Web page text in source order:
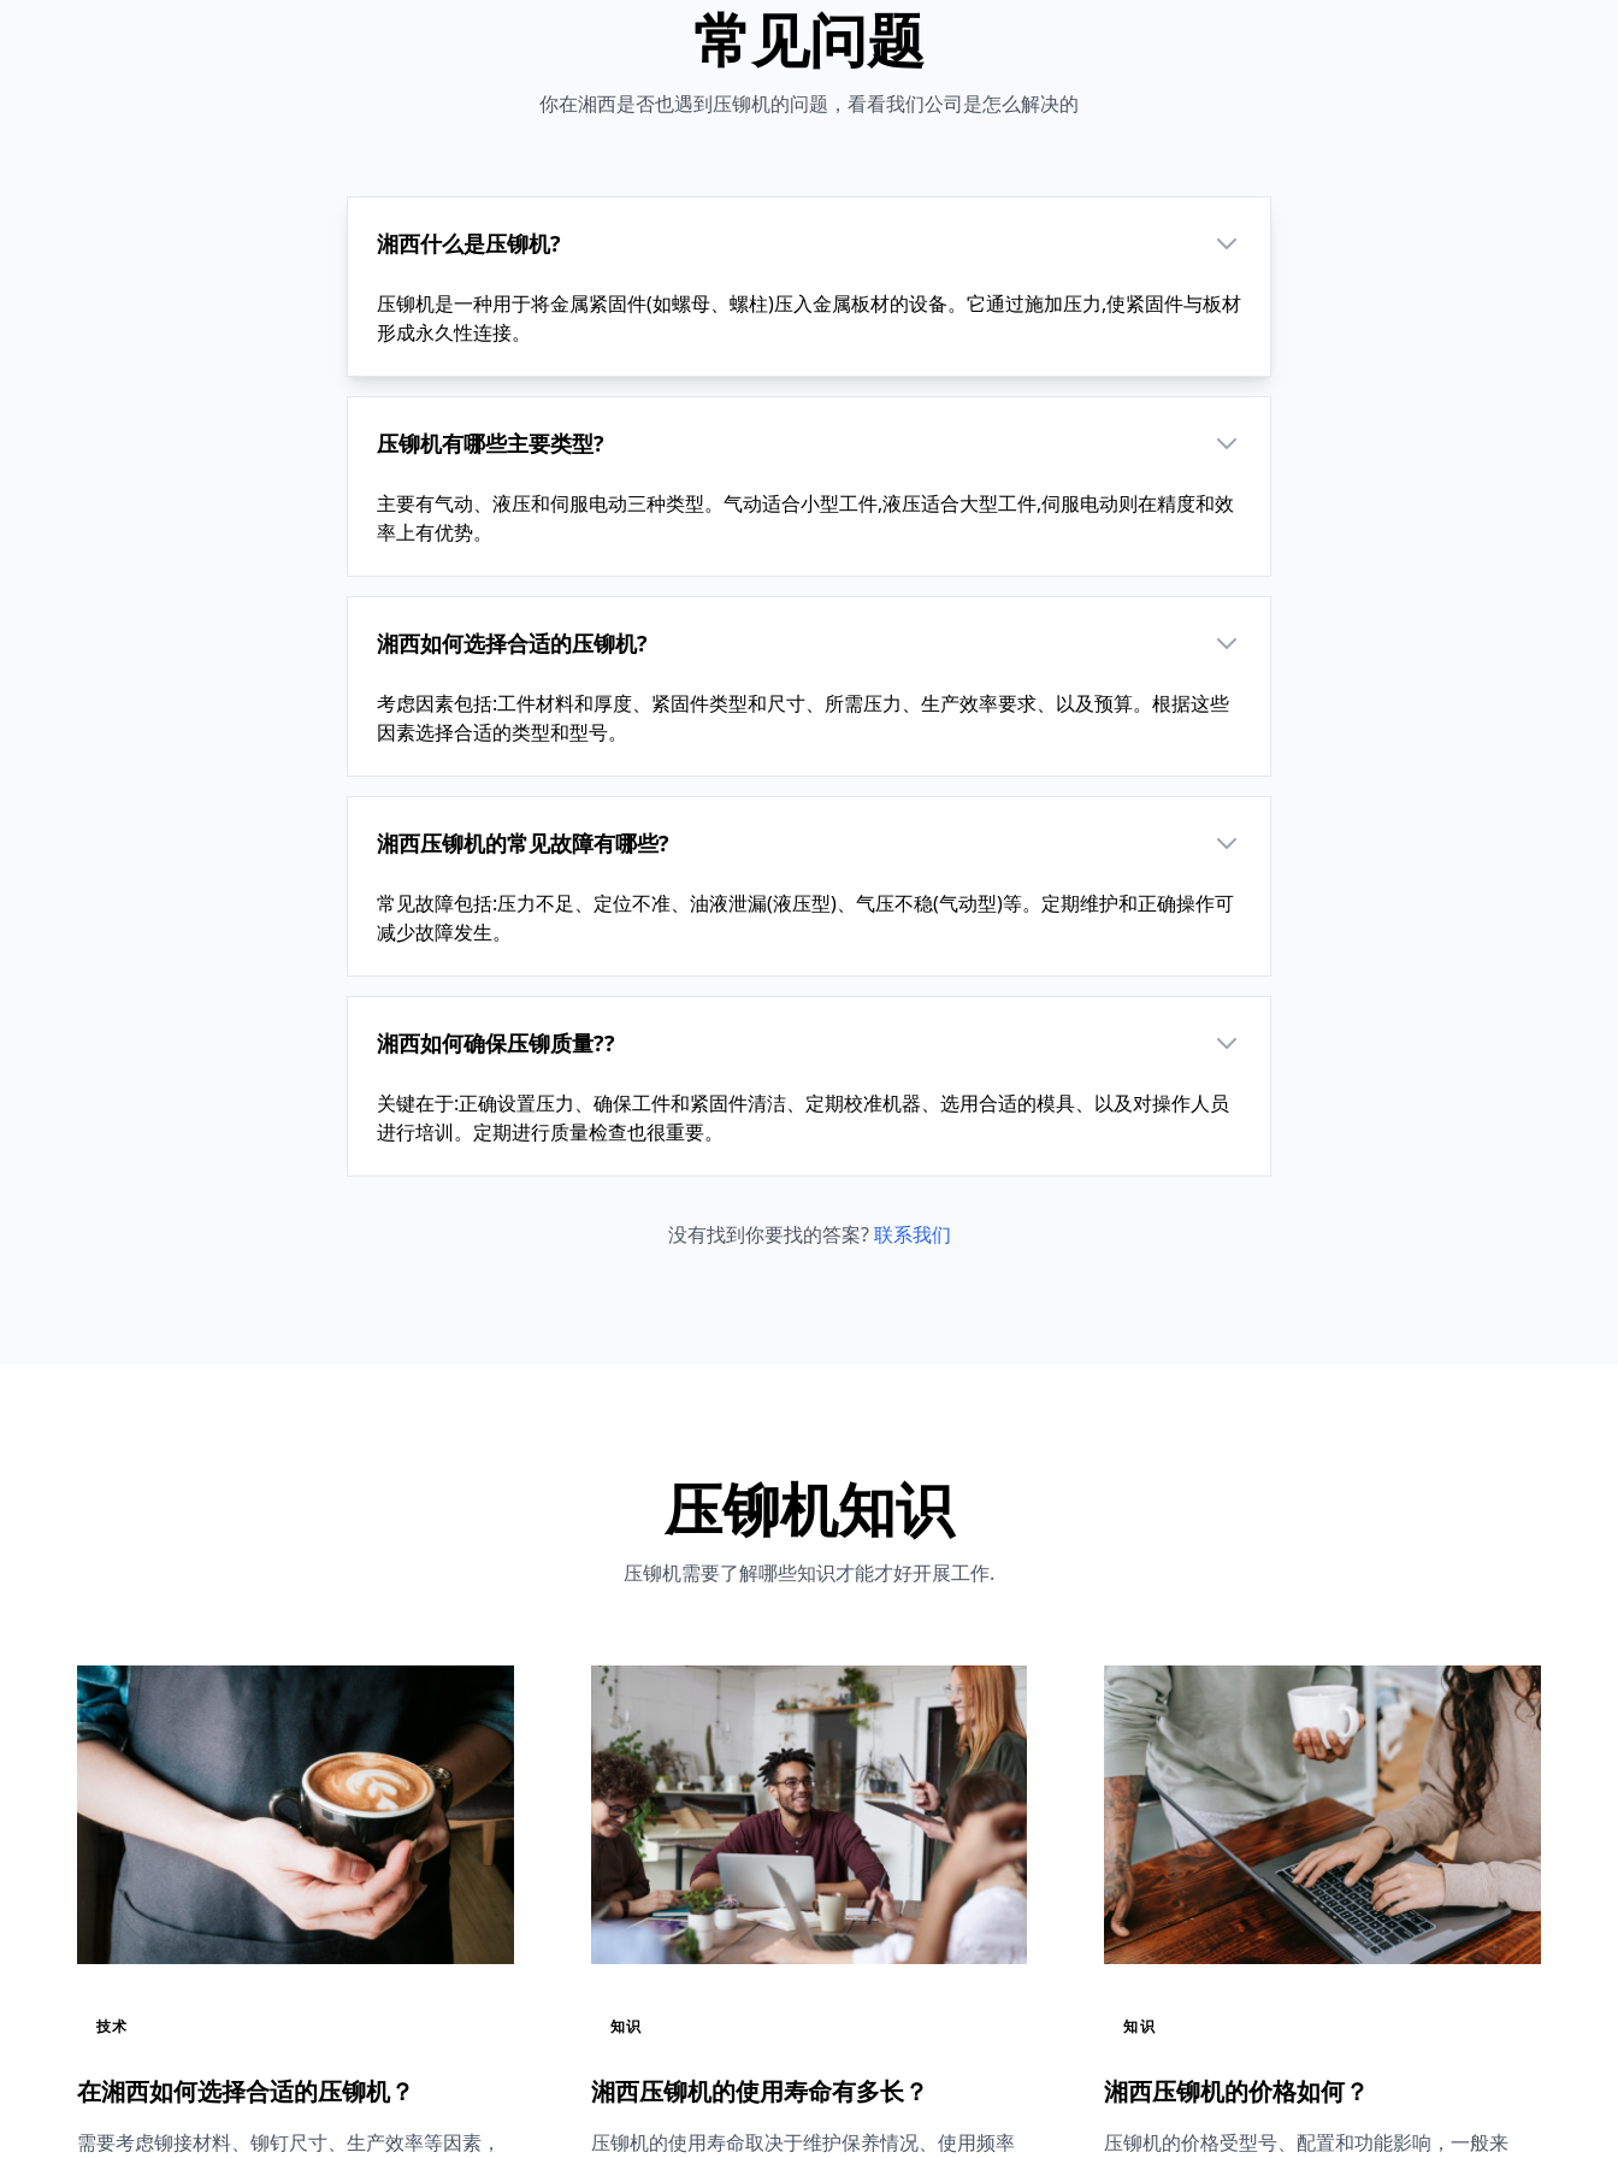
常见问题
你在湘西是否也遇到压铆机的问题，看看我们公司是怎么解决的
湘西什么是压铆机?
压铆机是一种用于将金属紧固件(如螺母、螺柱)压入金属板材的设备。它通过施加压力,使紧固件与板材
形成永久性连接。
压铆机有哪些主要类型?
主要有气动、液压和伺服电动三种类型。气动适合小型工件,液压适合大型工件,伺服电动则在精度和效
率上有优势。
湘西如何选择合适的压铆机?
考虑因素包括:工件材料和厚度、紧固件类型和尺寸、所需压力、生产效率要求、以及预算。根据这些
因素选择合适的类型和型号。
湘西压铆机的常见故障有哪些?
常见故障包括:压力不足、定位不准、油液泄漏(液压型)、气压不稳(气动型)等。定期维护和正确操作可
减少故障发生。
湘西如何确保压铆质量??
关键在于:正确设置压力、确保工件和紧固件清洁、定期校准机器、选用合适的模具、以及对操作人员
进行培训。定期进行质量检查也很重要。
没有找到你要找的答案?联系我们
压铆机知识
压铆机需要了解哪些知识才能才好开展工作.
技术
在湘西如何选择合适的压铆机？
需要考虑铆接材料、铆钉尺寸、生产效率等因素，
知识
湘西压铆机的使用寿命有多长？
压铆机的使用寿命取决于维护保养情况、使用频率
知识
湘西压铆机的价格如何？
压铆机的价格受型号、配置和功能影响，一般来